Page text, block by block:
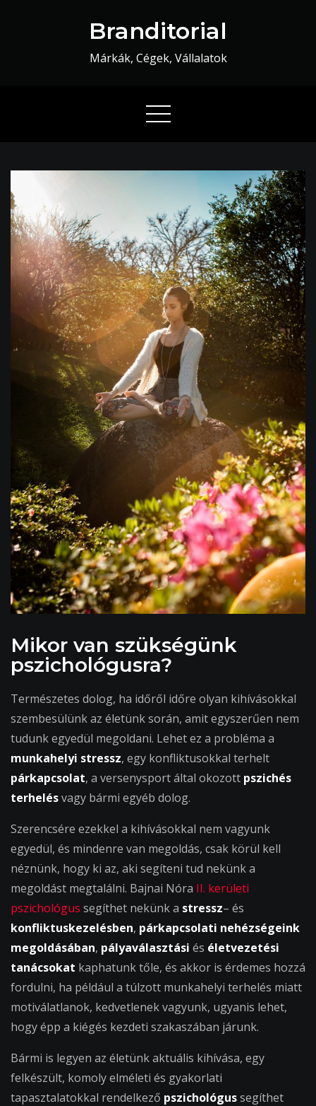
Branditorial
Márkák, Cégek, Vállalatok
Mikor van szükségünk
pszichológusra?
Természetes dolog, ha időről időre olyan kihívásokkal
szembesülünk az életünk során, amit egyszerűen nem
tudunk egyedül megoldani. Lehet ez a probléma a
munkahelyi stressz, egy konfliktusokkal terhelt
párkapcsolat, a versenysport által okozott pszichés
terhelésvagy bármi egyéb dolog.
Szerencsére ezekkel a kihívásokkal nem vagyunk
egyedül, és mindenre van megoldás, csak körül kell
néznünk, hogy ki az, aki segíteni tud nekünk a
megoldást megtalálni. Bajnai Nóra II. kerületi
pszichológus segíthet nekünk a stressz– és
konfliktuskezelésben, párkapcsolati nehézségeink
megoldásában, pályaválasztási és életvezetési
tanácsokat kaphatunk tőle, és akkor is érdemes hozzá
fordulni, ha például a túlzott munkahelyi terhelés miatt
motiválatlanok, kedvetlenek vagyunk, ugyanis lehet,
hogy épp a kiégés kezdeti szakaszában járunk.
Bármi is legyen az életünk aktuális kihívása, egy
felkészült, komoly elméleti és gyakorlati
tapasztalatokkal rendelkező pszichológussegíthet